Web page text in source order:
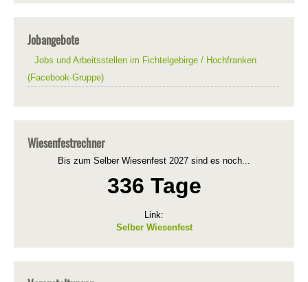
Jobangebote
Jobs und Arbeitsstellen im Fichtelgebirge / Hochfranken
(Facebook-Gruppe)
Wiesenfestrechner
Bis zum Selber Wiesenfest 2027 sind es noch...
336 Tage
Link:
Selber Wiesenfest